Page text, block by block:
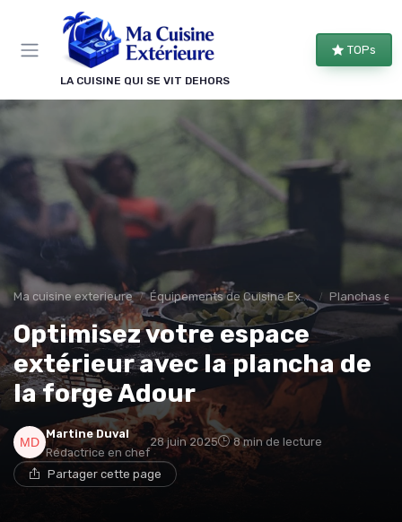
LA CUISINE QUI SE VIT DEHORS
TOPs
Ma cuisine exterieure Équipements de Cuisine Extérieure Planchas et
Optimisez votre espace
extérieur avec la plancha de
la forge Adour
Martine Duval
Rédactrice en chef
28 juin 2025 8 min de lecture
Partager cette page
Panneau de gestion des cookies